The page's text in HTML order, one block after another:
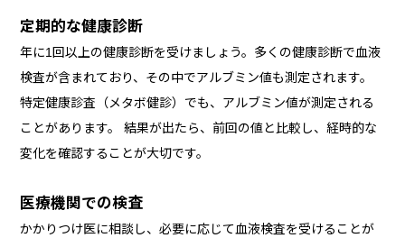
定期的な健康診断
年に1回以上の健康診断を受けましょう。多くの健康診断で血液
検査が含まれており、その中でアルブミン値も測定されます。
特定健康診査（メタボ健診）でも、アルブミン値が測定される
ことがあります。 結果が出たら、前回の値と比較し、経時的な
変化を確認することが大切です。
医療機関での検査
かかりつけ医に相談し、必要に応じて血液検査を受けることが